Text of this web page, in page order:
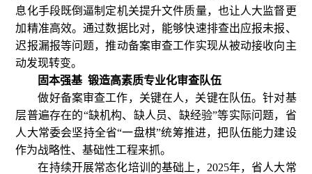
息化手段既倒逼制定机关提升文件质量，也让人大监督更
加精准高效。通过数据比对，能够快速排查出应报未报、
迟报漏报等问题，推动备案审查工作实现从被动接收向主
动发现转变。
固本强基 锻造高素质专业化审查队伍
做好备案审查工作，关键在人，关键在队伍。针对基
层普遍存在的“缺机构、缺人员、缺经验”等实际问题，省
人大常委会坚持全省“一盘棋”统筹推进，把队伍能力建设
作为战略性、基础性工程来抓。
在持续开展常态化培训的基础上，2025年，省人大常